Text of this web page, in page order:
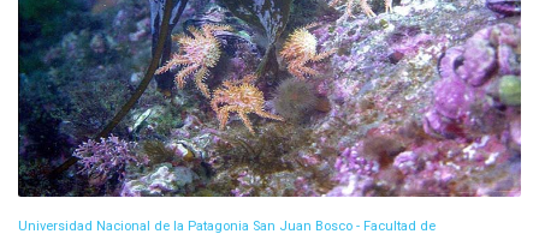
Universidad Nacional de la Patagonia San Juan Bosco - Facultad de